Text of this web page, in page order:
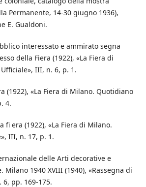
Permanente, 14-30 giugno 1936),
E. Gualdoni.
interessato e ammirato segna
della Fiera (1922), «La Fiera di
III, n. 6, p. 1.
(1922), «La Fiera di Milano. Quotidiano
4.
fi era (1922), «La Fiera di Milano.
III, n. 17, p. 1.
delle Arti decorative e
1940 XVIII (1940), «Rassegna di
pp. 169-175.